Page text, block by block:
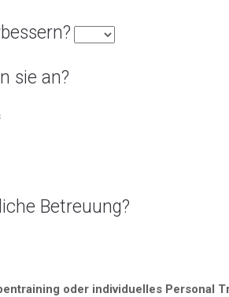
sie an?
Betreuung?
oder individuelles Personal